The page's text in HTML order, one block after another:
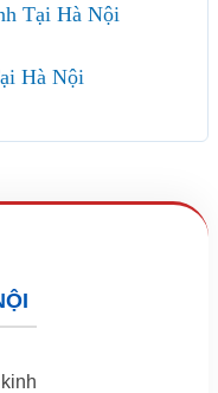
Tại Hà Nội
Hà Nội